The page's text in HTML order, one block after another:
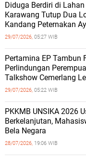
Diduga Berdiri di
Karawang Tutup Dua
Kandang Peternakan
29/07/2026, 05:27 WIB
Pertamina EP Tambun
Perlindungan
Talkshow Cemerlang
29/07/2026, 05:22 WIB
PKKMB UNSIKA 2026
Berkelanjutan,
Bela Negara
28/07/2026, 19:06 WIB